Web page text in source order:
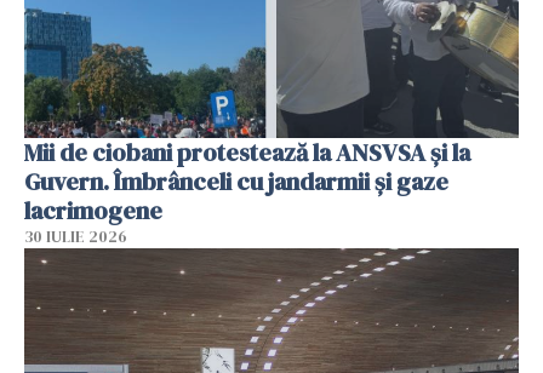
Mii de ciobani protestează la ANSVSA și la
Guvern. Îmbrânceli cu jandarmii și gaze
lacrimogene
30 IULIE 2026